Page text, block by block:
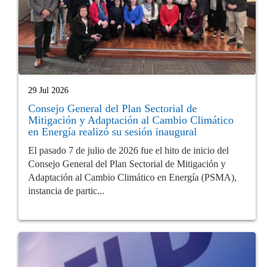
29 Jul 2026
Consejo General del Plan Sectorial de
Mitigación y Adaptación al Cambio Climático
en Energía realizó su sesión inaugural
El pasado 7 de julio de 2026 fue el hito de inicio del
Consejo General del Plan Sectorial de Mitigación y
Adaptación al Cambio Climático en Energía (PSMA),
instancia de partic...